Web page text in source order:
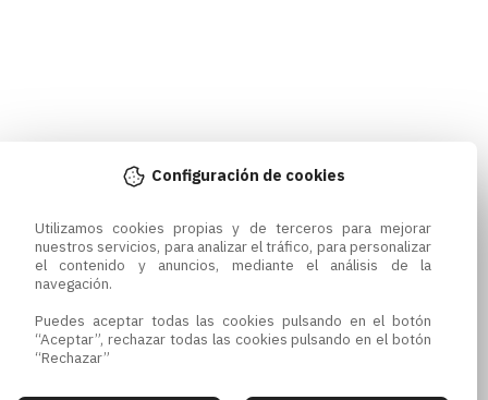
Configuración de cookies
Utilizamos cookies propias y de terceros para mejorar
nuestros servicios, para analizar el tráfico, para personalizar
el contenido y anuncios, mediante el análisis de la
navegación.
Puedes aceptar todas las cookies pulsando en el botón
“Aceptar”, rechazar todas las cookies pulsando en el botón
“Rechazar”